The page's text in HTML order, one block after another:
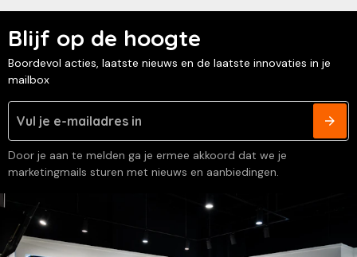
Blijf op de hoogte
Boordevol acties, laatste nieuws en de laatste innovaties in je
mailbox
Door je aan te melden ga je ermee akkoord dat we je
marketingmails sturen met nieuws en aanbiedingen.